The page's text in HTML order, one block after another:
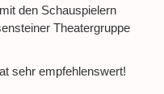
den Schauspielern
Theatergruppe
sehr empfehlenswert!